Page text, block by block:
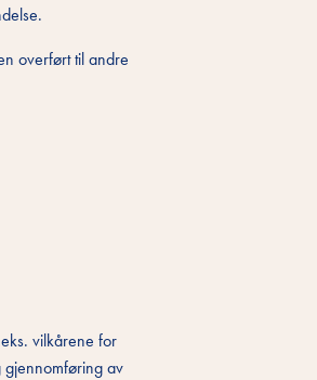
overført til andre
vilkårene for
gjennomføring av